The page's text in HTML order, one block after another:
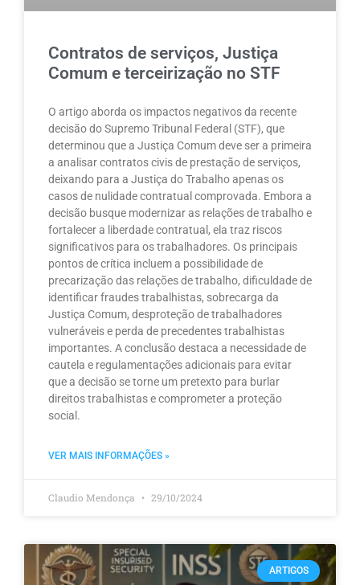
Contratos de serviços, Justiça
Comum e terceirização no STF
O artigo aborda os impactos negativos da recente
decisão do Supremo Tribunal Federal (STF), que
determinou que a Justiça Comum deve ser a primeira
a analisar contratos civis de prestação de serviços,
deixando para a Justiça do Trabalho apenas os
casos de nulidade contratual comprovada. Embora a
decisão busque modernizar as relações de trabalho e
fortalecer a liberdade contratual, ela traz riscos
significativos para os trabalhadores. Os principais
pontos de crítica incluem a possibilidade de
precarização das relações de trabalho, dificuldade de
identificar fraudes trabalhistas, sobrecarga da
Justiça Comum, desproteção de trabalhadores
vulneráveis e perda de precedentes trabalhistas
importantes. A conclusão destaca a necessidade de
cautela e regulamentações adicionais para evitar
que a decisão se torne um pretexto para burlar
direitos trabalhistas e comprometer a proteção
social.
VER MAIS INFORMAÇÕES »
Claudio Mendonça 29/10/2024
ARTIGOS